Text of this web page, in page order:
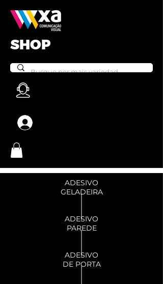
SHOP
ADESIVO
GELADEIRA
ADESIVO
PAREDE
ADESIVO
DE PORTA